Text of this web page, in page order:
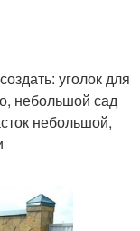
уголок для
небольшой сад
небольшой,